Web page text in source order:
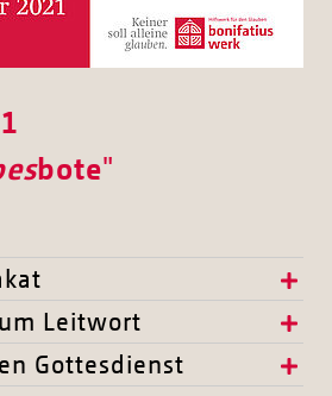
bote"
Leitwort
Gottesdienst